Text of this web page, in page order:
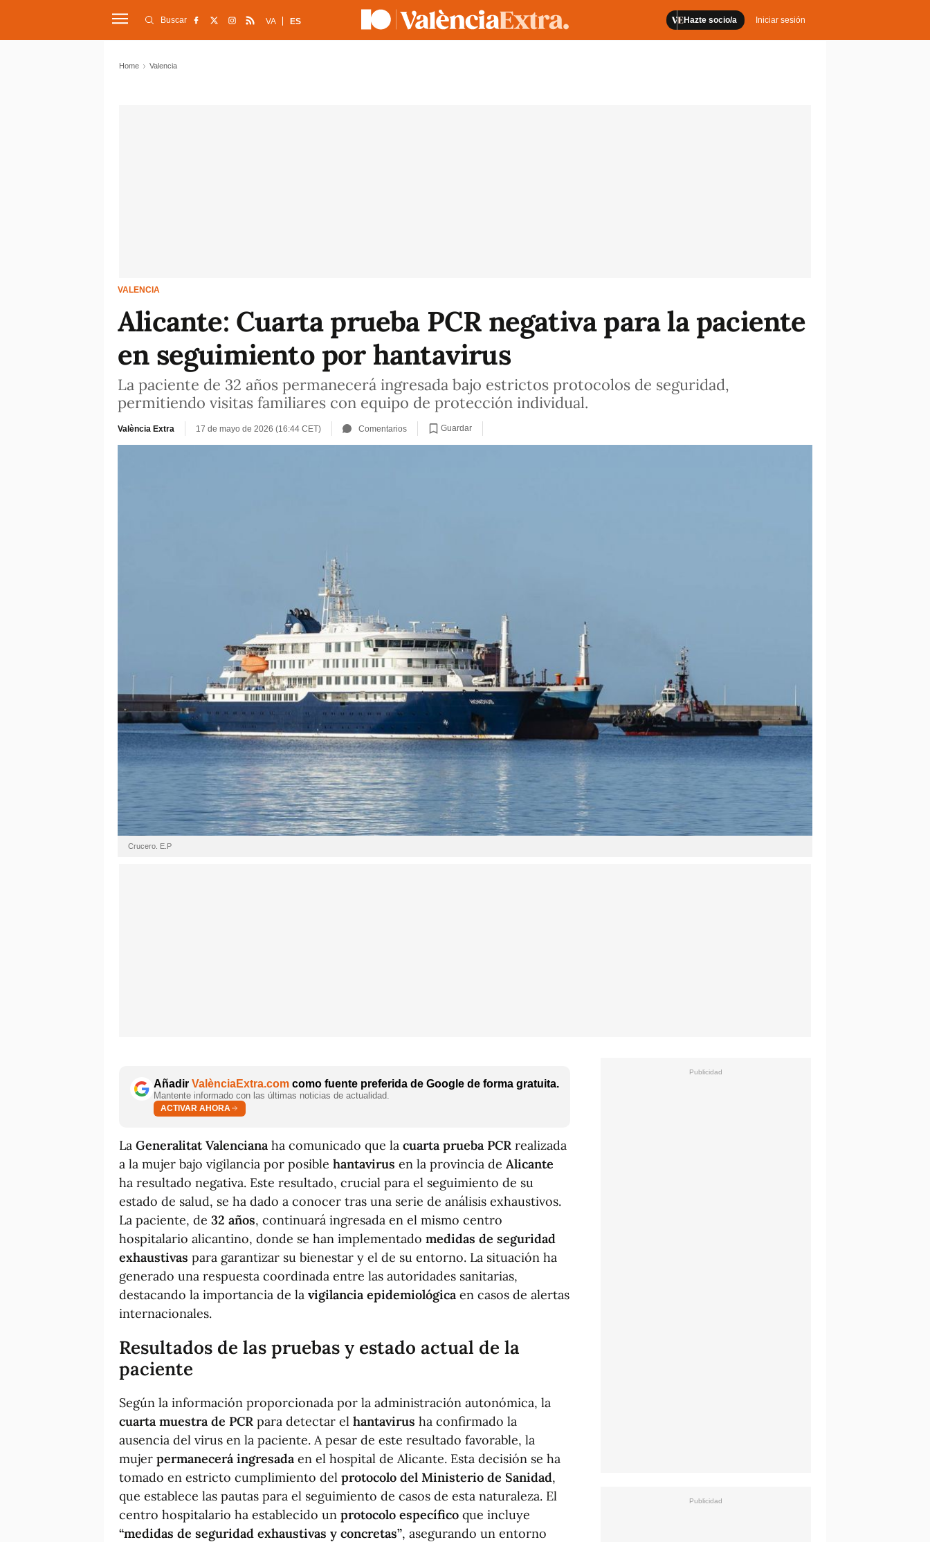
Hazte socio/a Iniciar sesión
Buscar VA ES
Home Valencia
VALENCIA
Alicante: Cuarta prueba PCR negativa para la paciente
en seguimiento por hantavirus
La paciente de 32 años permanecerá ingresada bajo estrictos protocolos de seguridad,
permitiendo visitas familiares con equipo de protección individual.
València Extra 17 de mayo de 2026 (16:44 CET) Comentarios Guardar
Crucero. E.P
Añadir ValènciaExtra.com como fuente preferida de Google de forma gratuita.
Mantente informado con las últimas noticias de actualidad.
ACTIVAR AHORA
La Generalitat Valenciana ha comunicado que la cuarta prueba PCR realizada
a la mujer bajo vigilancia por posible hantavirus en la provincia de Alicante
ha resultado negativa. Este resultado, crucial para el seguimiento de su
estado de salud, se ha dado a conocer tras una serie de análisis exhaustivos.
La paciente, de 32 años, continuará ingresada en el mismo centro
hospitalario alicantino, donde se han implementado medidas de seguridad
exhaustivas para garantizar su bienestar y el de su entorno. La situación ha
generado una respuesta coordinada entre las autoridades sanitarias,
destacando la importancia de la vigilancia epidemiológica en casos de alertas
internacionales.
Resultados de las pruebas y estado actual de la
paciente
Según la información proporcionada por la administración autonómica, la
cuarta muestra de PCR para detectar el hantavirus ha confirmado la
ausencia del virus en la paciente. A pesar de este resultado favorable, la
mujer permanecerá ingresada en el hospital de Alicante. Esta decisión se ha
tomado en estricto cumplimiento del protocolo del Ministerio de Sanidad,
que establece las pautas para el seguimiento de casos de esta naturaleza. El
centro hospitalario ha establecido un protocolo específico que incluye
“medidas de seguridad exhaustivas y concretas”, asegurando un entorno